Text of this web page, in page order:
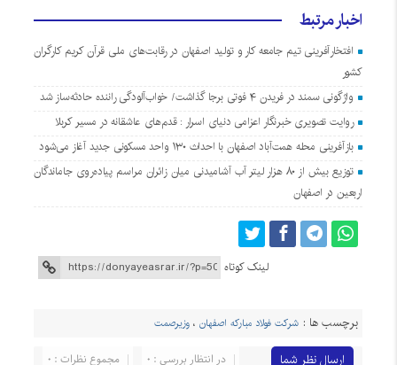
اخبار مرتبط
افتخارآفرینی تیم جامعه کار و تولید اصفهان در رقابت‌های ملی قرآن کریم کارگران
کشور
واژگونی سمند در فریدن ۴ فوتی برجا گذاشت/ خواب‌آلودگی راننده حادثه‌ساز شد
روایت تصویری خبرنگار اعزامی دنیای اسرار : قدم‌های عاشقانه در مسیر کربلا
بازآفرینی محله همت‌آباد اصفهان با احداث ۱۳۰ واحد مسکونی جدید آغاز می‌شود
توزیع بیش از ۸۰ هزار لیتر آب آشامیدنی میان زائران مراسم پیاده‌روی جاماندگان
اربعین در اصفهان
لینک کوتاه
برچسب ها : شرکت فولاد مبارکه اصفهان ،وزیرصمت
ارسال نظر شما مجموع نظرات : 0 در انتظار بررسی : 0